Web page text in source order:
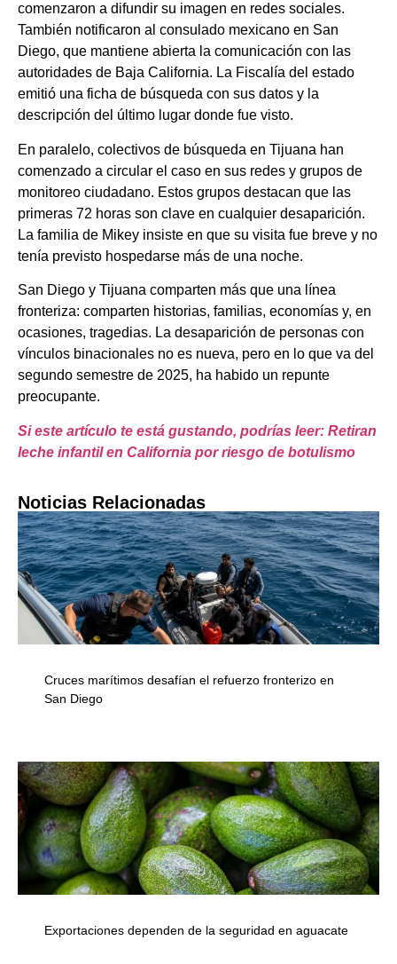
comenzaron a difundir su imagen en redes sociales.
También notificaron al consulado mexicano en San
Diego, que mantiene abierta la comunicación con las
autoridades de Baja California. La Fiscalía del estado
emitió una ficha de búsqueda con sus datos y la
descripción del último lugar donde fue visto.
En paralelo, colectivos de búsqueda en Tijuana han
comenzado a circular el caso en sus redes y grupos de
monitoreo ciudadano. Estos grupos destacan que las
primeras 72 horas son clave en cualquier desaparición.
La familia de Mikey insiste en que su visita fue breve y no
tenía previsto hospedarse más de una noche.
San Diego y Tijuana comparten más que una línea
fronteriza: comparten historias, familias, economías y, en
ocasiones, tragedias. La desaparición de personas con
vínculos binacionales no es nueva, pero en lo que va del
segundo semestre de 2025, ha habido un repunte
preocupante.
Si este artículo te está gustando, podrías leer: Retiran
leche infantil en California por riesgo de botulismo
Noticias Relacionadas
Cruces marítimos desafían el refuerzo fronterizo en
San Diego
Exportaciones dependen de la seguridad en aguacate